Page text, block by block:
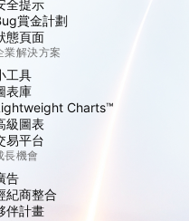
全提示
賞金計劃
態頁面
業解決方案
工具
表庫
Charts™
級圖表
易平台
長機會
告
紀商整合
伴計畫